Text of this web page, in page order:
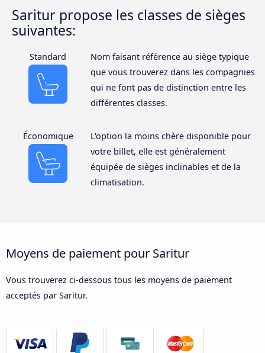
Saritur propose les classes de sièges
suivantes:
Standard
Nom faisant référence au siège typique
que vous trouverez dans les compagnies
qui ne font pas de distinction entre les
différentes classes.
Économique
L'option la moins chère disponible pour
votre billet, elle est généralement
équipée de sièges inclinables et de la
climatisation.
Moyens de paiement pour Saritur
Vous trouverez ci-dessous tous les moyens de paiement
acceptés par Saritur.